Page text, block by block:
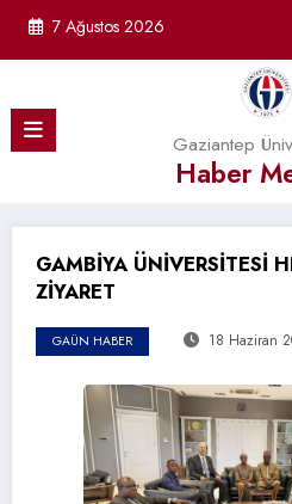
7 Ağustos 2026
Gaziantep
Haber
GAMBİYA ÜNİVERSİTESİ
ZİYARET
GAÜN HABER 18 Haziran